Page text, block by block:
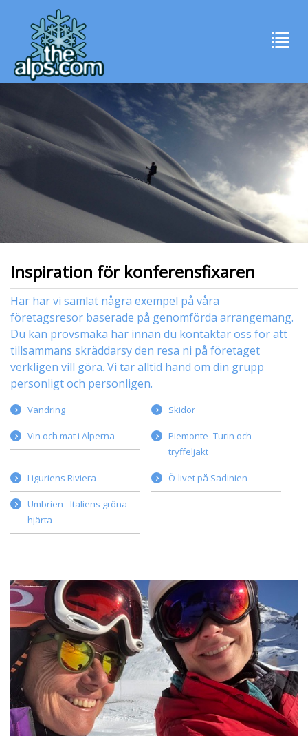
Inspiration för konferensfixaren
Här har vi samlat några exempel på våra
företagsresor baserade på genomförda arrangemang.
Du kan provsmaka här innan du kontaktar oss för att
tillsammans skräddarsy den resa ni på företaget
verkligen vill göra. Vi tar alltid hand om din grupp
personligt och personligen.
Vandring Skidor
Vin och mat i Alperna
Piemonte -Turin och
tryffeljakt
Liguriens Riviera Ö-livet på Sadinien
Umbrien - Italiens gröna
hjärta
Om oss
Vår första konferensresa gjorde vi för över 20 år sen till Monterosa,
med ett företag som är bland våra bästa kunder än idag. Med hjälp
av vår långa erfarenhet och unika kontakter på plats har vi skapat
lika fina arrangemang till mindre företag som till större och mer
komplexa grupper. Från starten har vårt mål varit att förmedla lite av
det vi själva har fått till våra gäster och samtidigt använda all vår
personliga omsorg och engagemang, så att ni ska känna er trygga
och fria på resan.